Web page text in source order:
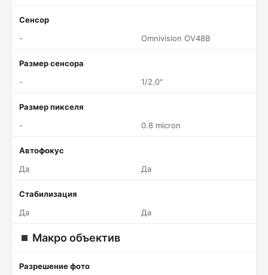
Сенсор
-
Omnivision OV48B
Размер сенсора
-
1/2.0"
Размер пикселя
-
0.8 micron
Автофокус
Да
Да
Стабилизация
Да
Да
Макро объектив
Разрешение фото